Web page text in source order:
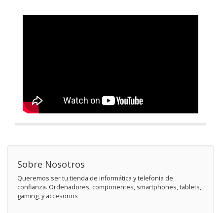
Sobre Nosotros
Queremos ser tu tienda de informática y telefonía de
confianza. Ordenadores, componentes, smartphones, tablets,
gaming, y accesorios